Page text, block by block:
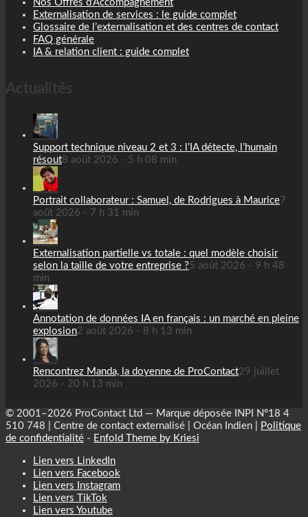
Nos Offres d’Accompagnement
Externalisation de services : le guide complet
Glossaire de l’externalisation et des centres de contact
FAQ générale
IA & relation client : guide complet
Actualités
Support technique niveau 2 et 3 : l’IA détecte, l’humain
résout8 août 2026 - 5 h 08 min
Portrait collaborateur : Samuel, de Rodrigues à Maurice7
août 2026 - 7 h 31 min
Externalisation partielle vs totale : quel modèle choisir
selon la taille de votre entreprise ?5 août 2026 - 9 h 48
min
Annotation de données IA en français : un marché en pleine
explosion2 août 2026 - 8 h 13 min
Rencontrez Manda, la doyenne de ProContact29 juillet
2026 - 20 h 13 min
© 2001–2026 ProContact Ltd — Marque déposée INPI N°18 4
510 748 | Centre de contact externalisé | Océan Indien |
Politique
de confidentialité - Enfold Theme by Kriesi
Lien vers LinkedIn
Lien vers Facebook
Lien vers Instagram
Lien vers TikTok
Lien vers Youtube